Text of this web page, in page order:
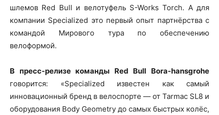
шлемов Red Bull и велотуфель S-Works Torch. А для
компании Specialized это первый опыт партнёрства с
командой Мирового тура по обеспечению
велоформой.
В пресс-релизе команды Red Bull Bora-hansgrohe
говорится: «Specialized известен как самый
инновационный бренд в велоспорте — от Tarmac SL8 и
оборудования Body Geometry до самых быстрых колёс,